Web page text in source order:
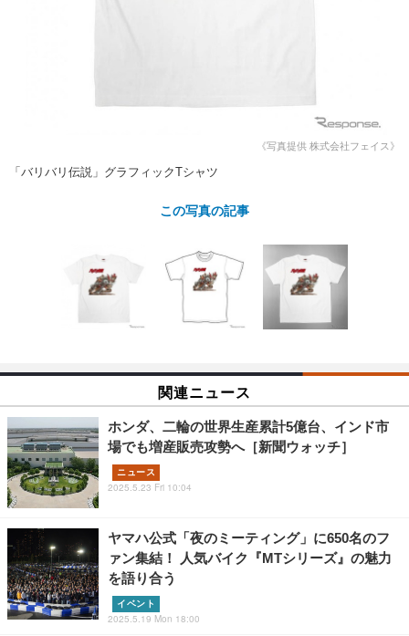
インタビュー
イベント告知 イベントレポート
《写真提供 株式会社フェイス》
「バリバリ伝説」グラフィックTシャツ
この写真の記事
関連ニュース
ホンダ、二輪の世界生産累計5億台、インド市
場でも増産販売攻勢へ［新聞ウォッチ］
ニュース
2025.5.23 Fri 10:04
ヤマハ公式「夜のミーティング」に650名のフ
ァン集結！ 人気バイク『MTシリーズ』の魅力
を語り合う
イベント
2025.5.19 Mon 18:00